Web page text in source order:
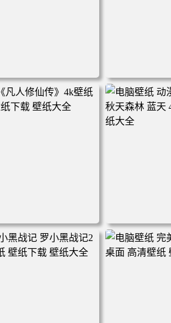
波雅·汉库克 波雅汉库
载 壁纸大全
电脑壁纸 动漫
年回忆 荷塘荷
纸大全
仙传》4k壁纸 3840x2
大全
电脑壁纸 动漫
林 蓝天 4k壁纸